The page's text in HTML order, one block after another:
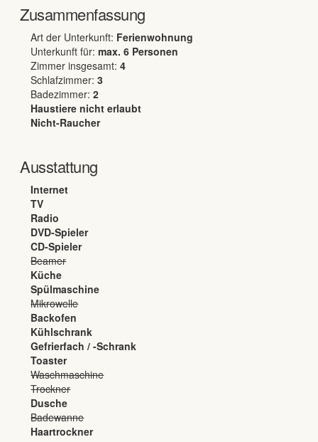
Zusammenfassung
Art der Unterkunft: Ferienwohnung
Unterkunft für:max. 6 Personen
Zimmer insgesamt:4
Schlafzimmer:3
Badezimmer:2
Haustiere nicht erlaubt
Nicht-Raucher
Ausstattung
Internet
TV
Radio
DVD-Spieler
CD-Spieler
Beamer
Küche
Spülmaschine
Mikrowelle
Backofen
Kühlschrank
Gefrierfach / -Schrank
Toaster
Waschmaschine
Trockner
Dusche
Badewanne
Haartrockner